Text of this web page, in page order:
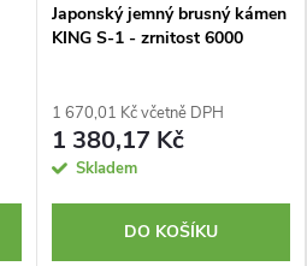
Japonský jemný brusný kámen
KING S-1 - zrnitost 6000
1 670,01 Kč včetně DPH
1 380,17 Kč
Skladem
DO KOŠÍKU